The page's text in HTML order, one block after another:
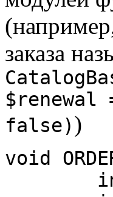
заказа
false))
void